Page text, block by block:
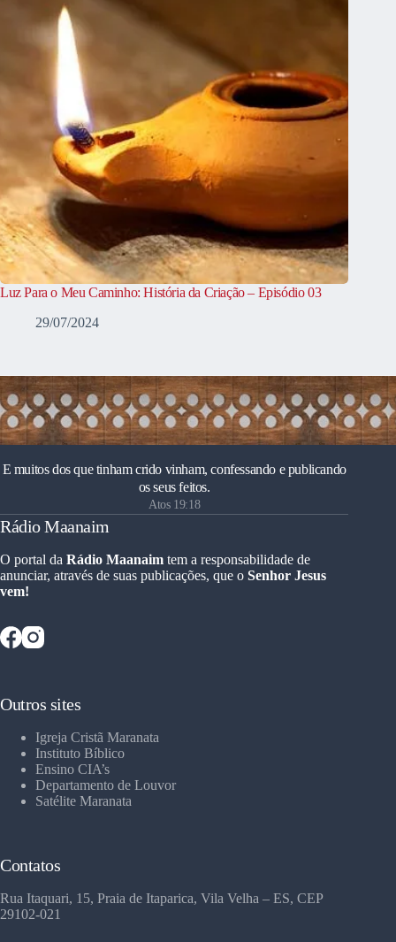
Luz Para o Meu Caminho: História da Criação – Episódio 03
29/07/2024
E muitos dos que tinham crido vinham, confessando e publicando
os seus feitos.
Atos 19:18
Rádio Maanaim
O portal da Rádio Maanaim tem a responsabilidade de
anunciar, através de suas publicações, que o Senhor Jesus
vem!
Outros sites
Igreja Cristã Maranata
Instituto Bíblico
Ensino CIA’s
Departamento de Louvor
Satélite Maranata
Contatos
Rua Itaquari, 15, Praia de Itaparica, Vila Velha – ES, CEP
29102-021